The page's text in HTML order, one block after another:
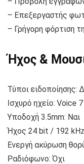
– Επεξεργαστής
– Γρήγορη φόρτιση
Ήχος &
Τύποι ειδοποίησης:
Ισχυρό ηχείο: Voice
Υποδοχή 3.5mm: Ναι
Ήχος 24 bit / 192 kHz
Ενεργή ακύρωση
Ραδιόφωνο: Όχι